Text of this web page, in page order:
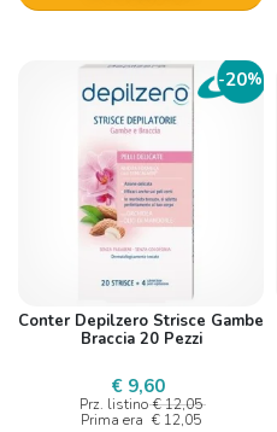
-20%
Conter Depilzero Strisce Gambe
Braccia 20 Pezzi
€ 9,60
Prz. listino € 12,05
Prima era € 12,05